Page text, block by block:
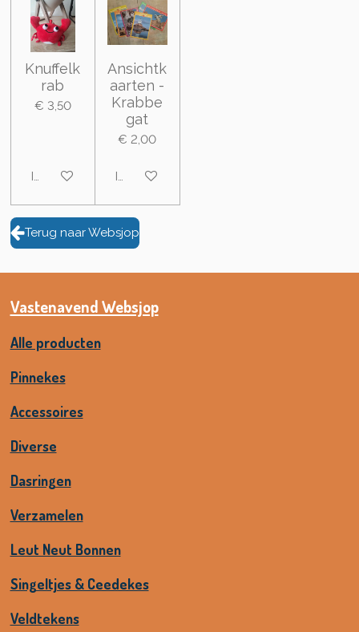
Knuffelk
rab
€ 3,50
In winkelwagen
Ansichtk
aarten -
Krabbe
gat
€ 2,00
In winkelwagen
Terug naar Websjop
Vastenavend Websjop
Alle producten
Pinnekes
Accessoires
Diverse
Dasringen
Verzamelen
Leut Neut Bonnen
Singeltjes & Ceedekes
Veldtekens